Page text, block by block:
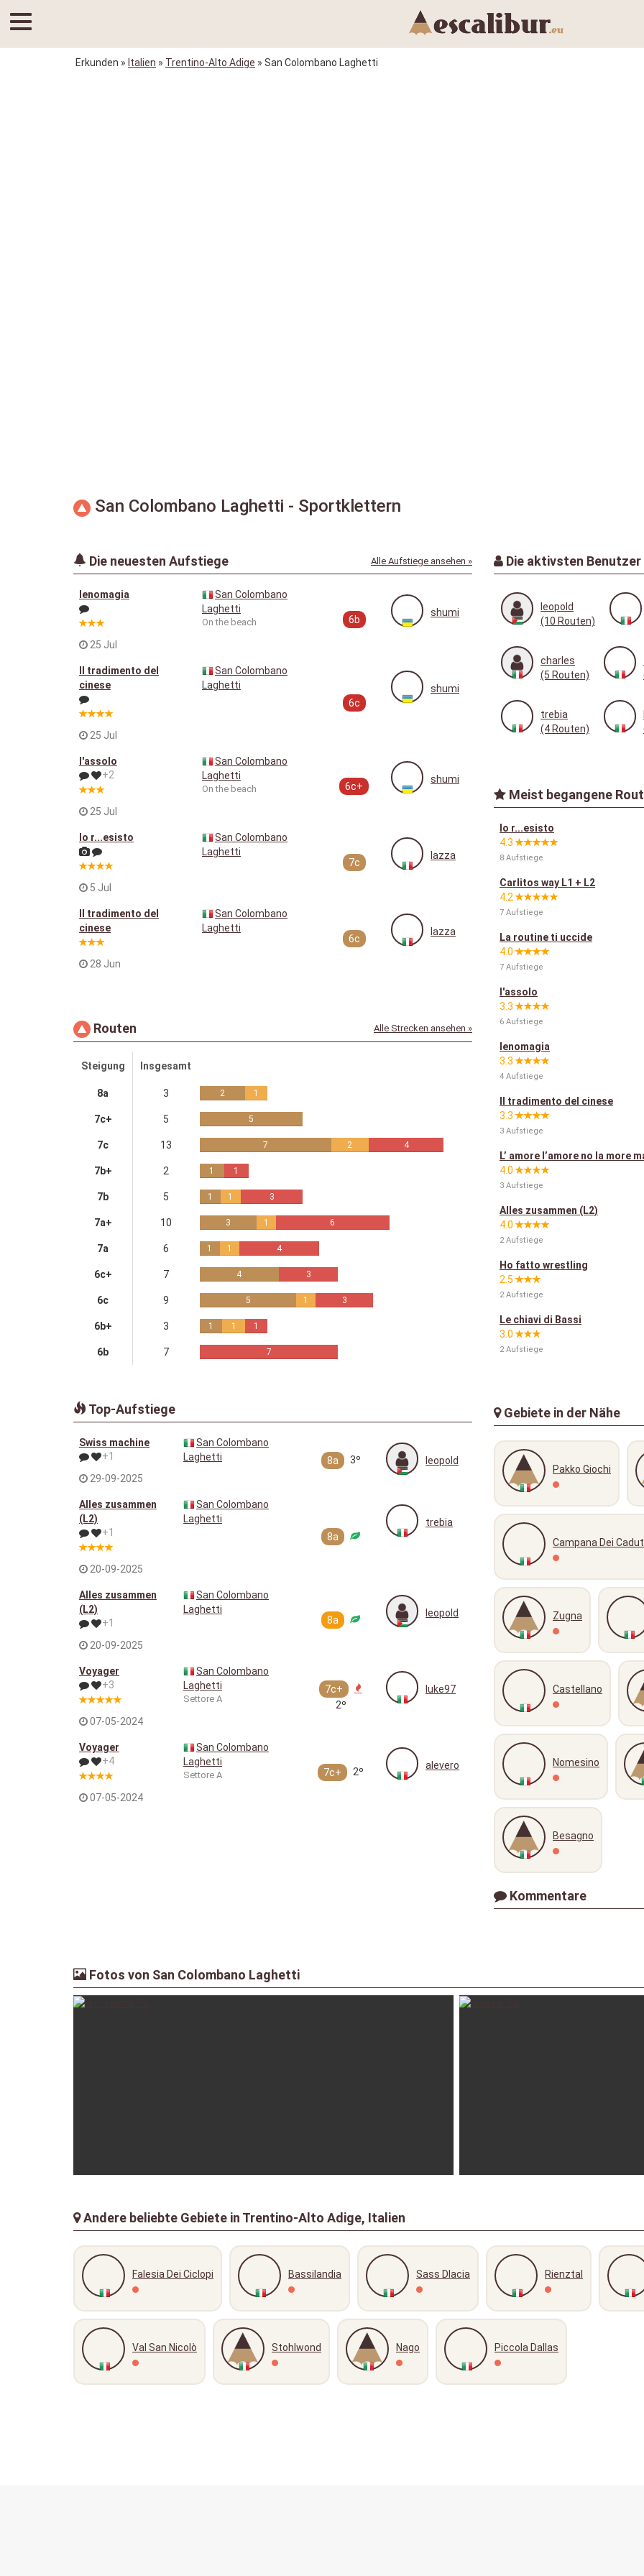
Erkunden » Italien » Trentino-Alto Adige » San Colombano Laghetti
San Colombano Laghetti - Sportklettern
Die neuesten Aufstiege Alle Aufstiege ansehen »
lenomagia
25 Jul
San Colombano
Laghetti
On the beach 6b
shumi
Il tradimento del
cinese
25 Jul
San Colombano
Laghetti
6c
shumi
l'assolo
+2
25 Jul
San Colombano
Laghetti
On the beach 6c+
shumi
Io r...esisto
5 Jul
San Colombano
Laghetti
7c
lazza
Il tradimento del
cinese
28 Jun
San Colombano
Laghetti
6c
lazza
Routen Alle Strecken ansehen »
Steigung Insgesamt
8a 3 2 1
7c+ 5 5
7c 13 7 2 4
7b+ 2 1 1
7b 5 1 1 3
7a+ 10 3 1 6
7a 6 1 1 4
6c+ 7 4 3
6c 9 5 1 3
6b+ 3 1 1 1
6b 7 7
Top-Aufstiege
Swiss machine
+1
29-09-2025
San Colombano
Laghetti
8a 3º leopold
Alles zusammen
(L2)
+1
20-09-2025
San Colombano
Laghetti
8a
trebia
Alles zusammen
(L2)
+1
20-09-2025
San Colombano
Laghetti
8a
leopold
Voyager
+3
07-05-2024
San Colombano
Laghetti
Settore A
7c+
2º
luke97
Voyager
+4
07-05-2024
San Colombano
Laghetti
Settore A 7c+ 2º
alevero
Die aktivsten Benutzer
leopold
(10 Routen)
charles
(5 Routen)
trebia
(4 Routen)
Meist begangene
Io r...esisto
4.3
8 Aufstiege
Carlitos way L1 + L2
4.2
7 Aufstiege
La routine ti uccide
4.0
7 Aufstiege
l'assolo
3.3
6 Aufstiege
lenomagia
3.3
4 Aufstiege
Il tradimento del cinese
3.3
3 Aufstiege
L’ amore l’amore no la more
4.0
3 Aufstiege
Alles zusammen (L2)
4.0
2 Aufstiege
Ho fatto wrestling
2.5
2 Aufstiege
Le chiavi di Bassi
3.0
2 Aufstiege
Gebiete in der Nähe
Pakko Giochi
Campana Dei
Zugna
Castellano
Nomesino
Besagno
Kommentare
Fotos von San Colombano Laghetti
lazza
Andere beliebte Gebiete in Trentino-Alto Adige, Italien
Falesia Dei Ciclopi Bassilandia Sass Dlacia Rienztal
Val San Nicolò Stohlwond Nago Piccola Dallas